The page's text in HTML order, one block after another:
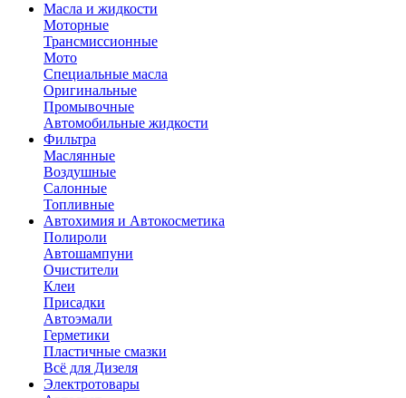
Масла и жидкости
Моторные
Трансмиссионные
Мото
Специальные масла
Оригинальные
Промывочные
Автомобильные жидкости
Фильтра
Маслянные
Воздушные
Салонные
Топливные
Автохимия и Автокосметика
Полироли
Автошампуни
Очистители
Клеи
Присадки
Автоэмали
Герметики
Пластичные смазки
Всё для Дизеля
Электротовары